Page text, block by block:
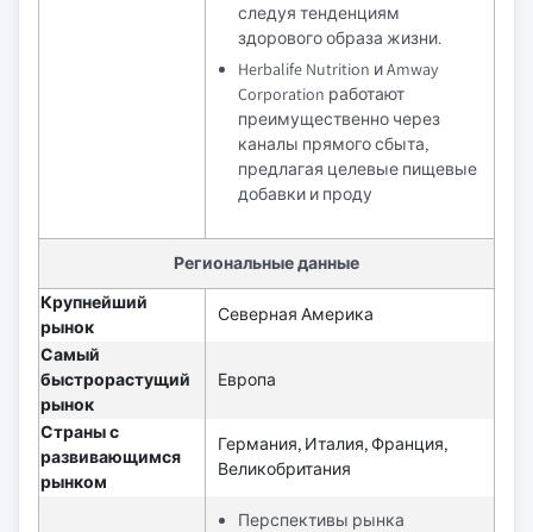
следуя тенденциям
здорового образа жизни.
Herbalife Nutrition и Amway
Corporation работают
преимущественно через
каналы прямого сбыта,
предлагая целевые пищевые
добавки и проду
Региональные данные
Крупнейший
рынок
Северная Америка
Самый
быстрорастущий
рынок
Европа
Страны с
развивающимся
рынком
Германия, Италия, Франция,
Великобритания
Перспективы рынка